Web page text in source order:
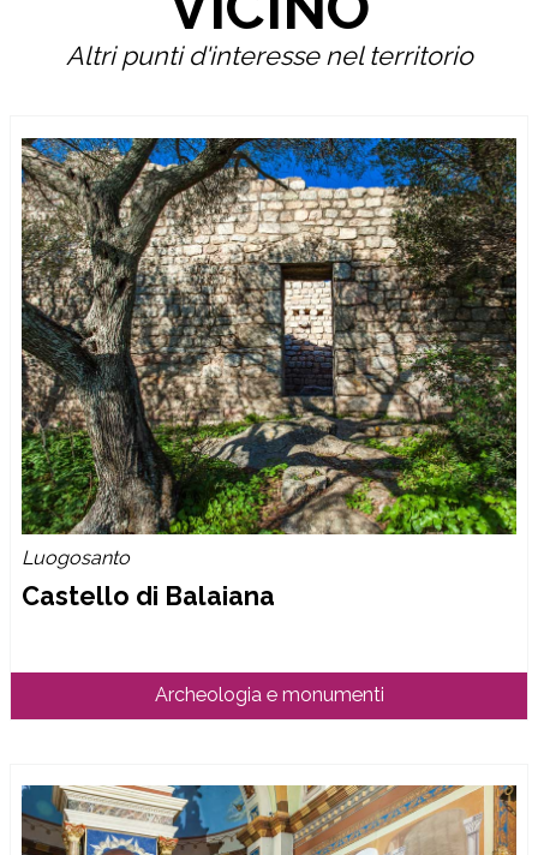
Altri punti d'interesse nel territorio
Luogosanto
Castello di Balaiana
Archeologia e monumenti